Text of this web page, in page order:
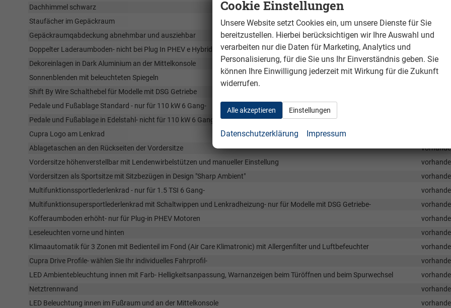
Dachhimmel schwarz
Staufächer im Gepäckraum
vorhanden
Gepäckraumqabdeckung abnehmbar und ausziehbar
vorhanden
Doppelter Laderaumboden- nicht bei Plug In PHEV e Hybrid
Dekoreinlagen in Dark Aluminium an der Mittelkonsole
vorhanden
Sonnenblenden mit beleuchteten Spiegeln
Shift By Wire Schalthebel für Modelle mit DSG Getriebe
Pedale und Fußablage Standard - nur für 110 kW 6 Gang-
Pedale und Fußablage in Edelstahl- nicht für 110 kW 6 Gang
Cupra Logo am Lenkrad
Ablagetaschen an den Rückseiten der Vordersitze
Vordersitze höhenverstellbar mit Lendenwirbelstützen und manueller Einstellung
Vordersitzen als Sportsitze mit Sitzbezügen in Design "Sharp Ambient"
Multifunktionssportlederlenkrad - nur für 1.5 TSI 6 Gang-
Multifunktionsupersportlederlenkrad mit Schaltwippen und Lenkradheizung- nur für Modelle mit DSG Getriebe-
Kofferaumboden erhöht- nur für Plug-in PHEV Motoren
Leseleuchten vorne und hinten
Klimaautomatik für 3 Zonen mit Bedienteil im Fond (Air Care Klimatronic) mit Allergenfilter und Luftbefeuchter
Cupra Drive Profile- wählen Sie Ihr individuelles Fahrprofil-
LED Ambientebleuchtung innen mit Farb- Helligkeitsanpassung, Warnanzeigen beim Türöffnen und beim Spurwechsel
Netztrennwand
LED Beleuchtung innen im Fußraum und an der Mittelkonsole
Cookie Einstellungen
Unsere Website setzt Cookies ein, um unsere Dienste für Sie
bereitzustellen. Hierbei berücksichtigen wir Ihre Auswahl und
verarbeiten nur die Daten für Marketing, Analytics und
Personalisierung, für die Sie uns Ihr Einverständnis geben. Sie
können Ihre Einwilligung jederzeit mit Wirkung für die Zukunft
widerrufen.
Alle akzeptieren Einstellungen
Datenschutzerklärung Impressum